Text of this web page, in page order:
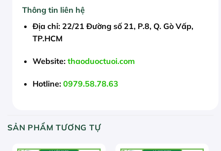
Thông tin liên hệ
Địa chỉ: 22/21 Đường số 21, P.8, Q. Gò Vấp,
TP.HCM
Website: thaoduoctuoi.com
Hotline: 0979.58.78.63
SẢN PHẨM TƯƠNG TỰ